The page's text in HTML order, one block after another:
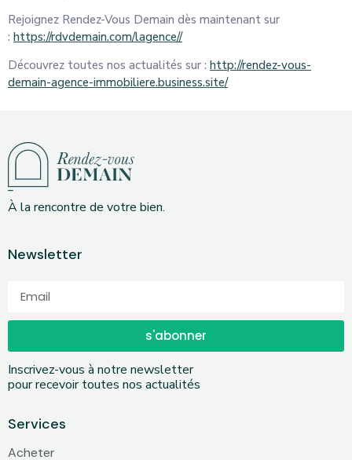
Rejoignez Rendez-Vous Demain dès maintenant sur
: https://rdvdemain.com/lagence//
Découvrez toutes nos actualités sur : http://rendez-vous-
demain-agence-immobiliere.business.site/
À la rencontre de votre bien.
Newsletter
s'abonner
Inscrivez-vous à notre newsletter
pour recevoir toutes nos actualités
Services
Acheter